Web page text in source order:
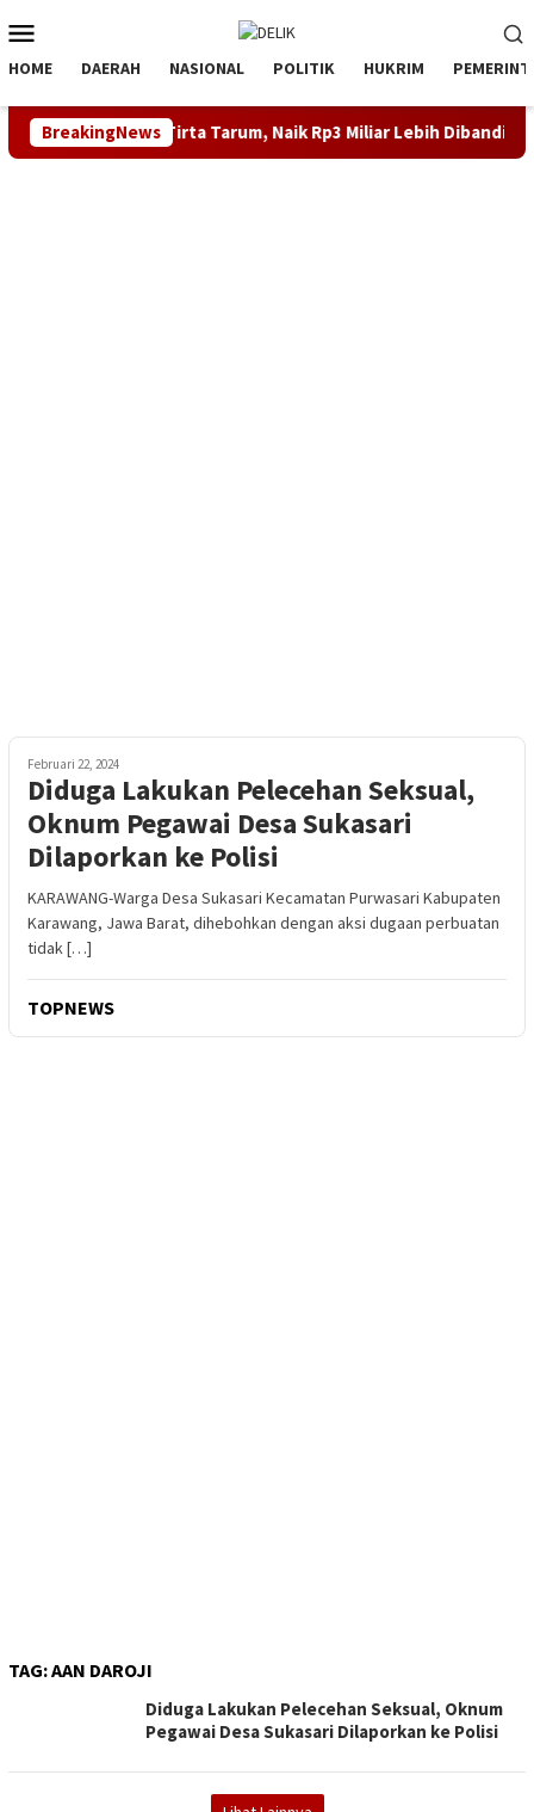
ke
kontenMobile
HOME DAERAH NASIONAL POLITIK HUKRIM
BreakingNews
Perumdam Tirta Tarum, Naik Rp3 Miliar Lebih Dibanding
Februari 22, 2024
Diduga Lakukan Pelecehan Seksual,
Oknum Pegawai Desa Sukasari
Dilaporkan ke Polisi
KARAWANG-Warga Desa Sukasari Kecamatan Purwasari Kabupaten
Karawang, Jawa Barat, dihebohkan dengan aksi dugaan perbuatan
tidak […]
TOPNEWS
TAG:AAN DAROJI
Diduga Lakukan Pelecehan Seksual, Oknum
Pegawai Desa Sukasari Dilaporkan ke Polisi